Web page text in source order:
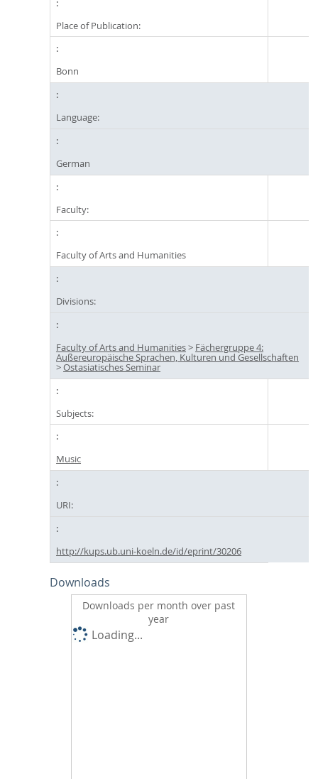
Place of Publication:
Bonn
Language:
German
Faculty:
Faculty of Arts and Humanities
Divisions:
Faculty of Arts and Humanities> Fächergruppe 4:
Außereuropäische Sprachen, Kulturen und Gesellschaften
>Ostasiatisches Seminar
Subjects:
Music
URI:
http://kups.ub.uni-koeln.de/id/eprint/30206
Downloads
Downloads per month over past
year
Loading...